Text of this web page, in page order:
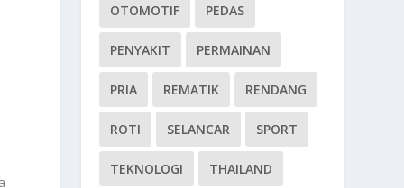
OTOMOTIF PEDAS
PENYAKIT PERMAINAN
PRIA REMATIK RENDANG
ROTI SELANCAR SPORT
TEKNOLOGI THAILAND